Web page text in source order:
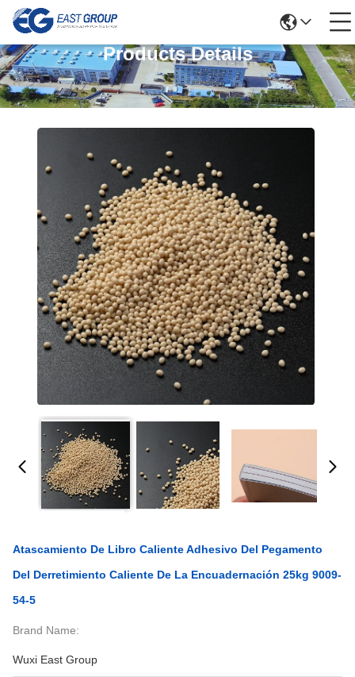
Products Details
Atascamiento De Libro Caliente Adhesivo Del Pegamento
Del Derretimiento Caliente De La Encuadernación 25kg 9009-
54-5
Brand Name:
Wuxi East Group